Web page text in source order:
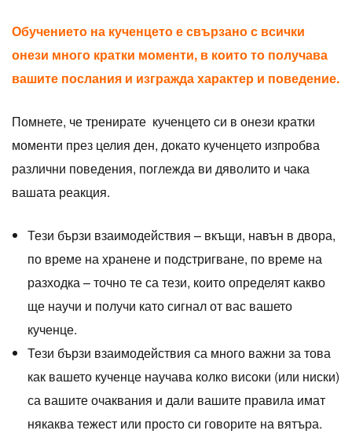
Обучението на кученцето е свързано с всички
онези много кратки моменти, в които то получава
вашите послания и изгражда характер и поведение.
Помнете, че тренирате кученцето си в онези кратки
моменти през целия ден, докато кученцето изпробва
различни поведения, поглежда ви дяволито и чака
вашата реакция.
Тези бързи взаимодействия – вкъщи, навън в двора,
по време на хранене и подстригване, по време на
разходка – точно те са тези, които определят какво
ще научи и получи като сигнал от вас вашето
кученце.
Тези бързи взаимодействия са много важни за това
как вашето кученце научава колко високи (или ниски)
са вашите очаквания и дали вашите правила имат
някаква тежест или просто си говорите на вятъра.